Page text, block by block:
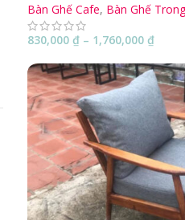
Bàn Ghế Cafe, Bàn Ghế
830,000 ₫ – 1,760,000 ₫